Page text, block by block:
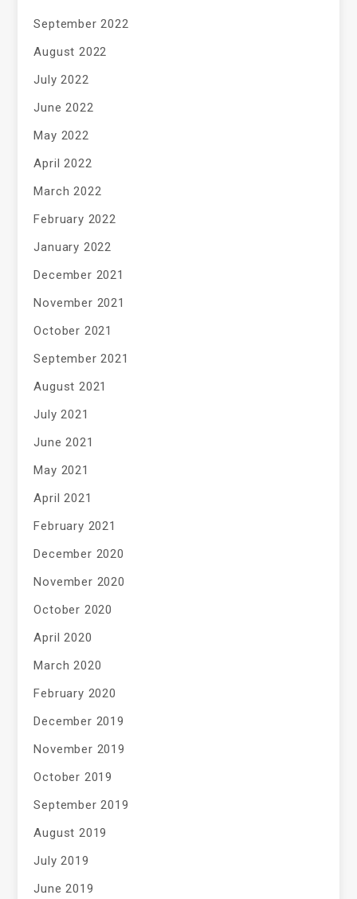
September 2022
August 2022
July 2022
June 2022
May 2022
April 2022
March 2022
February 2022
January 2022
December 2021
November 2021
October 2021
September 2021
August 2021
July 2021
June 2021
May 2021
April 2021
February 2021
December 2020
November 2020
October 2020
April 2020
March 2020
February 2020
December 2019
November 2019
October 2019
September 2019
August 2019
July 2019
June 2019